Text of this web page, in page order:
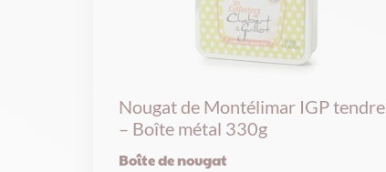
Nougat de Montélimar IGP tendre
– Boîte métal 330g
Boîte de nougat